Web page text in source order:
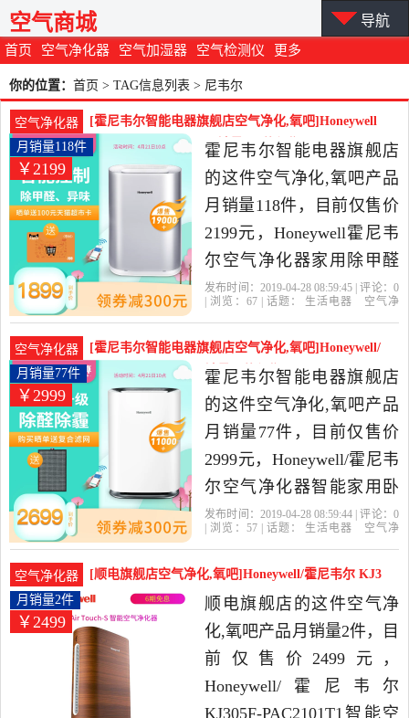
首页 空气净化器 空气加湿器 空气检测仪 更多
空气商城 导航
你的位置： 首页 > TAG信息列表 > 尼韦尔
空气净化器
[霍尼韦尔智能电器旗舰店空气净化,氧吧]Honeywell
霍尼韦尔空气净化器月销量118件仅售2199元
￥2199
月销量118件
霍尼韦尔智能电器旗舰店
的这件空气净化,氧吧产品
月销量118件，目前仅售价
2199元，Honeywell霍尼韦
尔空气净化器家用除甲醛
智能静音卧室除烟尘雾霾
器旗舰店精选生活电器当
中性价比很高的空气净化,
氧吧，由江苏 南京发货。
发布时间：2019-04-28 08:59:45 | 评论： 0
| 浏览： 67| 话题： 生活电器
空气净
空气净化器
[霍尼韦尔智能电器旗舰店空气净化,氧吧]Honeywell/
霍尼韦尔空气净化月销量77件仅售2999元
￥2999
月销量77件
霍尼韦尔智能电器旗舰店
的这件空气净化,氧吧产品
月销量77件，目前仅售价
2999元，Honeywell/霍尼韦
尔空气净化器智能家用卧
室除甲醛雾霾烟尘异味是
旗舰店精选生活电器当中
性价比很高的空气净化,氧
吧，由江苏 南京发货。
发布时间：2019-04-28 08:59:44 | 评论： 0
| 浏览： 57| 话题： 生活电器
空气净
空气净化器
[顺电旗舰店空气净化,氧吧]Honeywell/霍尼韦尔 KJ3
月销量2件仅售2499元
￥2499
月销量2件
顺电旗舰店的这件空气净
化,氧吧产品月销量2件，目
前仅售价2499元，
Honeywell/霍尼韦尔
KJ305F-PAC2101T1智能空